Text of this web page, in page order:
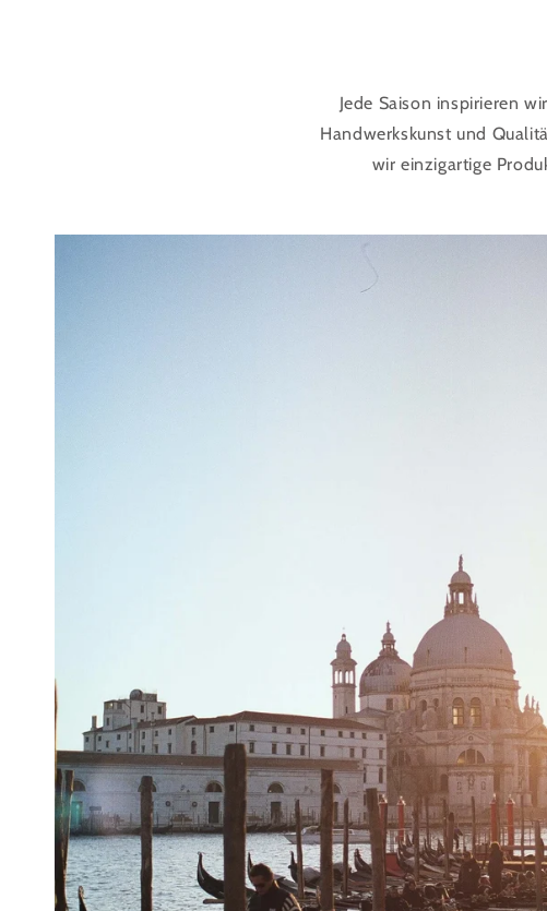
Jede Saison inspirieren
Handwerkskunst und
wir einzigartige